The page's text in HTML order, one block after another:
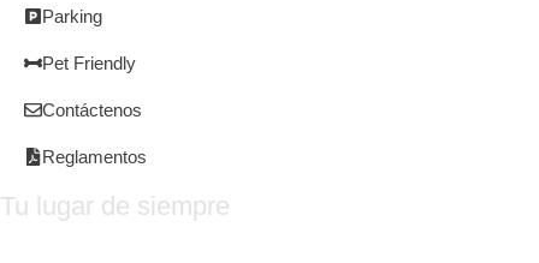
Parking
Pet Friendly
Contáctenos
Reglamentos
Tu lugar de siempre